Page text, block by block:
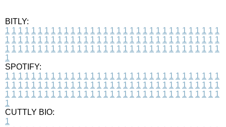
BITLY:
1 1 1 1 1 1 1 1 1 1 1 1 1 1 1 1 1 1 1 1 1 1 1 1 1 1 1 1 1 1 1 1 1
1 1 1 1 1 1 1 1 1 1 1 1 1 1 1 1 1 1 1 1 1 1 1 1 1 1 1 1 1 1 1 1 1
1 1 1 1 1 1 1 1 1 1 1 1 1 1 1 1 1 1 1 1 1 1 1 1 1 1 1 1 1 1 1 1 1
1
SPOTIFY:
1 1 1 1 1 1 1 1 1 1 1 1 1 1 1 1 1 1 1 1 1 1 1 1 1 1 1 1 1 1 1 1 1
1 1 1 1 1 1 1 1 1 1 1 1 1 1 1 1 1 1 1 1 1 1 1 1 1 1 1 1 1 1 1 1 1
1 1 1 1 1 1 1 1 1 1 1 1 1 1 1 1 1 1 1 1 1 1 1 1 1 1 1 1 1 1 1 1 1
1
CUTTLY BIO:
1